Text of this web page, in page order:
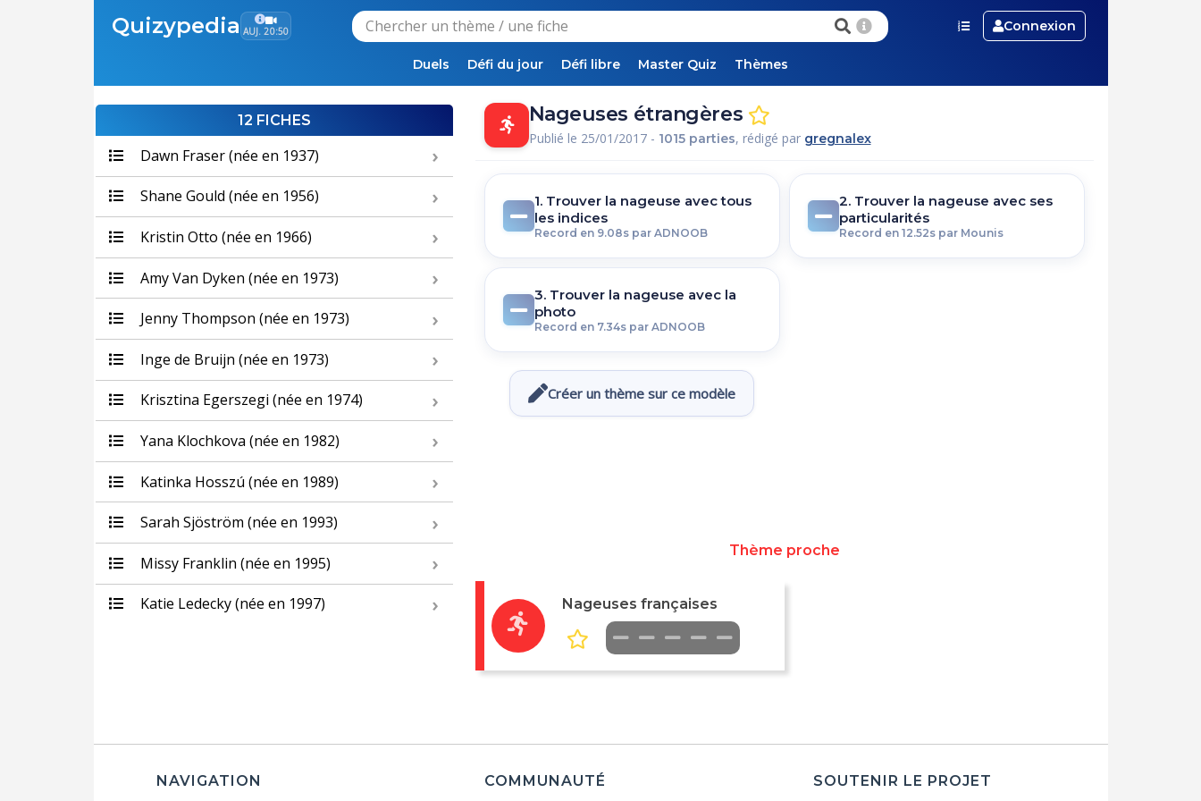
Quizypedia AUJ. 20:50 Connexion
Duels Défi du jour Défi libre Master Quiz Thèmes
12 FICHES
Dawn Fraser (née en 1937)
Shane Gould (née en 1956)
Kristin Otto (née en 1966)
Amy Van Dyken (née en 1973)
Jenny Thompson (née en 1973)
Inge de Bruijn (née en 1973)
Krisztina Egerszegi (née en 1974)
Yana Klochkova (née en 1982)
Katinka Hosszú (née en 1989)
Sarah Sjöström (née en 1993)
Missy Franklin (née en 1995)
Katie Ledecky (née en 1997)
Nageuses étrangères
Publié le 25/01/2017 - 1015 parties, rédigé par gregnalex
1. Trouver la nageuse avec tous
les indices
Record en 9.08s par ADNOOB
2. Trouver la nageuse avec ses
particularités
Record en 12.52s par Mounis
3. Trouver la nageuse avec la
photo
Record en 7.34s par ADNOOB
Créer un thème sur ce modèle
Thème proche
Nageuses françaises
NAVIGATION COMMUNAUTÉ SOUTENIR LE PROJET